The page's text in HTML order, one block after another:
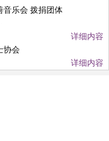
音乐会 拨捐团体
详细内容
协会
详细内容